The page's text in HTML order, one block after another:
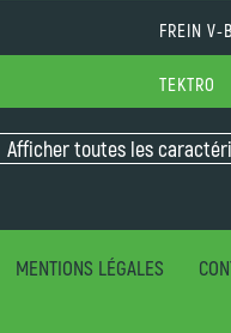
FREIN V-
TEKTRO
toutes les
MENTIONS LÉGALES